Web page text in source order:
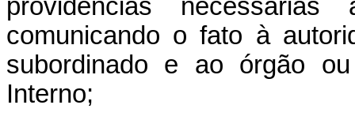
providências
comunicando o fato à
subordinado e ao órgão
Interno;